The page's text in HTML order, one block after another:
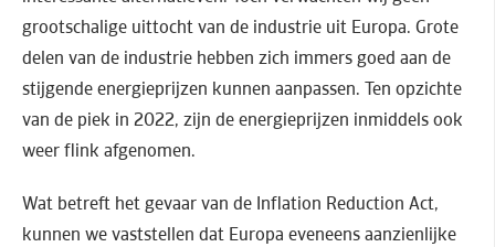
grootschalige uittocht van de industrie uit Europa. Grote
delen van de industrie hebben zich immers goed aan de
stijgende energieprijzen kunnen aanpassen. Ten opzichte
van de piek in 2022, zijn de energieprijzen inmiddels ook
weer flink afgenomen.
Wat betreft het gevaar van de Inflation Reduction Act,
kunnen we vaststellen dat Europa eveneens aanzienlijke